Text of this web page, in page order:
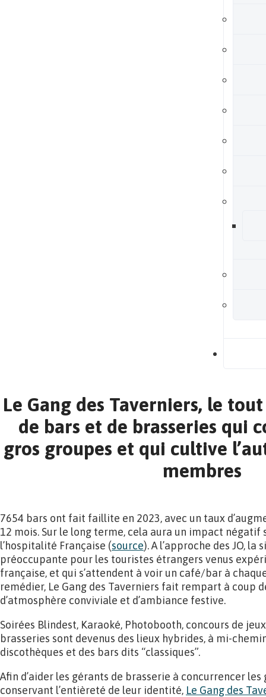
Le Gang des Taverniers, le
de bars et de brasseries qui
gros groupes et qui cultive
membres
7654 bars ont fait faillite en 2023, avec un taux
12 mois. Sur le long terme, cela aura un impact négatif
l’hospitalité Française (source). A l’approche des JO,
préoccupante pour les touristes étrangers venus
française, et qui s’attendent à voir un café/bar à
remédier, Le Gang des Taverniers fait rempart à coup
d’atmosphère conviviale et d’ambiance festive.
Soirées Blindest, Karaoké, Photobooth, concours de
brasseries sont devenus des lieux hybrides, à mi-
discothèques et des bars dits “classiques”.
Afin d’aider les gérants de brasserie à concurrencer
conservant l’entièreté de leur identité, Le Gang des